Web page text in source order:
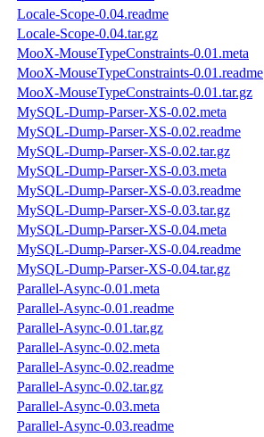
Locale-Scope-0.04.readme
Locale-Scope-0.04.tar.gz
MooX-MouseTypeConstraints-0.01.meta
MooX-MouseTypeConstraints-0.01.readme
MooX-MouseTypeConstraints-0.01.tar.gz
MySQL-Dump-Parser-XS-0.02.meta
MySQL-Dump-Parser-XS-0.02.readme
MySQL-Dump-Parser-XS-0.02.tar.gz
MySQL-Dump-Parser-XS-0.03.meta
MySQL-Dump-Parser-XS-0.03.readme
MySQL-Dump-Parser-XS-0.03.tar.gz
MySQL-Dump-Parser-XS-0.04.meta
MySQL-Dump-Parser-XS-0.04.readme
MySQL-Dump-Parser-XS-0.04.tar.gz
Parallel-Async-0.01.meta
Parallel-Async-0.01.readme
Parallel-Async-0.01.tar.gz
Parallel-Async-0.02.meta
Parallel-Async-0.02.readme
Parallel-Async-0.02.tar.gz
Parallel-Async-0.03.meta
Parallel-Async-0.03.readme